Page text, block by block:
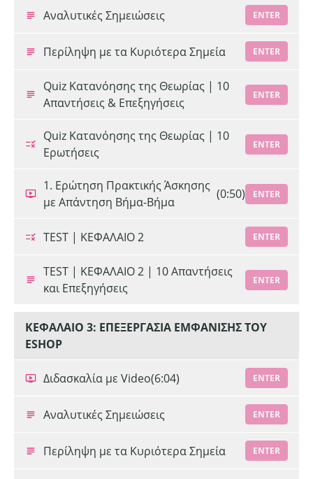
Αναλυτικές Σημειώσεις ENTER
Περίληψη με τα Κυριότερα Σημεία ENTER
Quiz Κατανόησης της Θεωρίας | 10
Απαντήσεις & Επεξηγήσεις
ENTER
Quiz Κατανόησης της Θεωρίας | 10
Ερωτήσεις
ENTER
1. Ερώτηση Πρακτικής Άσκησης
με Απάντηση Βήμα-Βήμα
(0:50) ENTER
TEST | ΚΕΦΑΛΑΙΟ 2 ENTER
TEST | ΚΕΦΑΛΑΙΟ 2 | 10 Απαντήσεις
και Επεξηγήσεις
ENTER
ΚΕΦΑΛΑΙΟ 3: ΕΠΕΞΕΡΓΑΣΙΑ ΕΜΦΑΝΙΣΗΣ ΤΟΥ
ESHOP
Διδασκαλία με Video(6:04) ENTER
Αναλυτικές Σημειώσεις ENTER
Περίληψη με τα Κυριότερα Σημεία ENTER